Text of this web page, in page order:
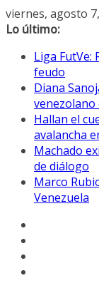
Saltar
al
viernes, agosto
Lo último:
Liga FutVe:
feudo
Diana
Hallan el
avalancha
Machado
de diálogo
Marco
Venezuela